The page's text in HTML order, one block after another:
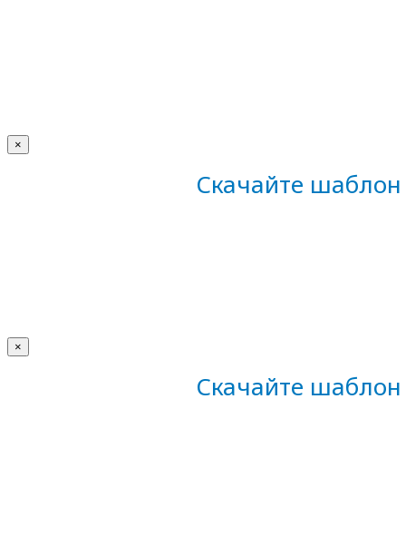
×
Скачайте
×
Скачайте